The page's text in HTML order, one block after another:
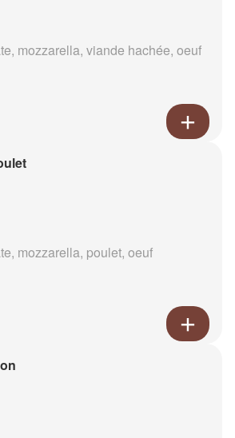
mozzarella, viande hachée, oeuf
mozzarella, poulet, oeuf